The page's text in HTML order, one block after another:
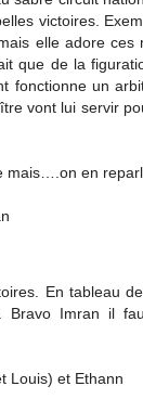
victoires.
elle adore ces
que de la
fonctionne un
vont lui servir
en
En tableau
Bravo Imran il
Louis) et Ethann